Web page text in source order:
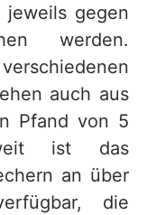
jeweils gegen
werden.
auch aus
Pfand von 5
ist das
an über
die